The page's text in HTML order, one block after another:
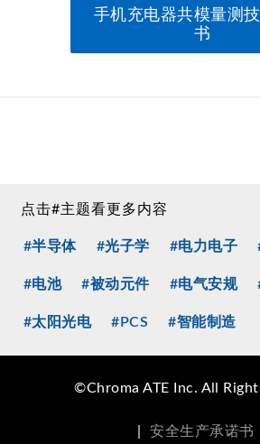
手机充电器共模量测
书
点击#主题看更多内容
#半导体 #光子学 #电力电子
#电池 #被动元件 #电气安规
#太阳光电 #PCS #智能制造
©Chroma ATE Inc. All
安全生产承诺书